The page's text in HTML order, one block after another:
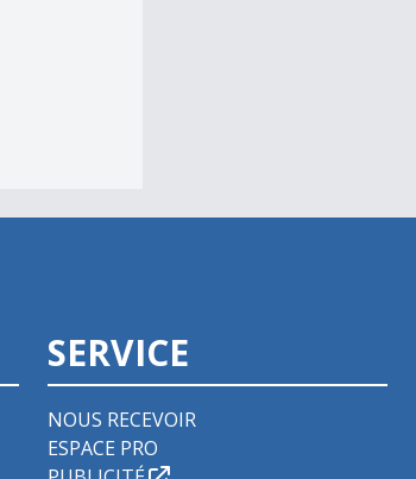
SERVICE
NOUS RECEVOIR
ESPACE PRO